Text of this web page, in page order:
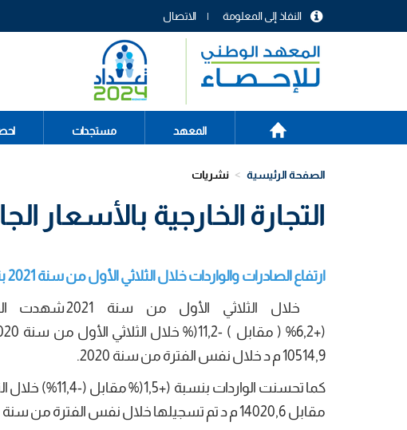
menu
header
الاتصال النفاذ إلى المعلومة
Main
navigation
الرئيسية
المعهد مستجدات
الصفحة الرئيسية نشريات
التجارة الخارجية بالأسعار
ارتفاع الصادرات والواردات خلال الثلاثي الأول من سنة 2021 بنسب متتالية 6,2% و1,5%
خلال الثلاثي
10514,9 م د خلال نفس الفترة من سنة 2020.
مقابل 14020,6 م د تم تسجيلها خلال نفس الفترة من سنة 2020.